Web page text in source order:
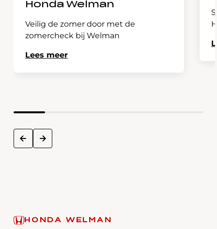
Honda Welman
Veilig de zomer door met de
zomercheck bij Welman
Lees meer
prev next
HONDA WELMAN